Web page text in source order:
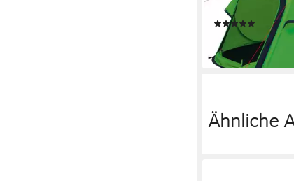
mit
74,99 €
lieferbar in 2 Wochen
Ähnliche